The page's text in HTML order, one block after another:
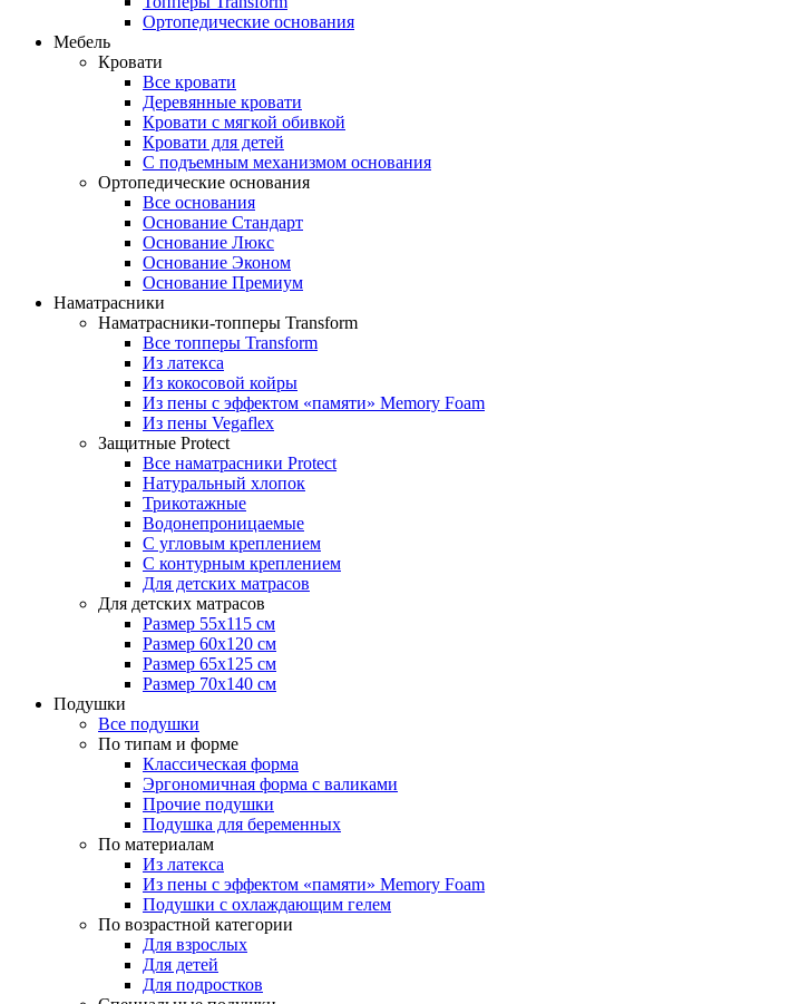
Ортопедические основания
Мебель
Кровати
Все кровати
Деревянные кровати
Кровати с мягкой обивкой
Кровати для детей
С подъемным механизмом основания
Ортопедические основания
Все основания
Основание Стандарт
Основание Люкс
Основание Эконом
Основание Премиум
Наматрасники
Наматрасники-топперы Transform
Все топперы Transform
Из латекса
Из кокосовой койры
Из пены с эффектом «памяти» Memory Foam
Из пены Vegaflex
Защитные Protect
Все наматрасники Protect
Натуральный хлопок
Трикотажные
Водонепроницаемые
С угловым креплением
С контурным креплением
Для детских матрасов
Для детских матрасов
Размер 55x115 см
Размер 60x120 см
Размер 65x125 см
Размер 70x140 см
Подушки
Все подушки
По типам и форме
Классическая форма
Эргономичная форма с валиками
Прочие подушки
Подушка для беременных
По материалам
Из латекса
Из пены с эффектом «памяти» Memory Foam
Подушки с охлаждающим гелем
По возрастной категории
Для взрослых
Для детей
Для подростков